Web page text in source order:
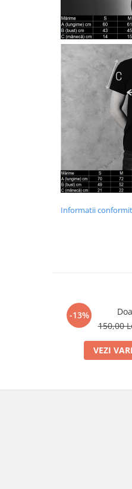
Informatii
-13%
150,00
VEZI